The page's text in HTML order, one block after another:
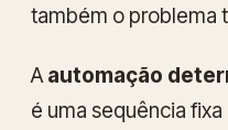
também o problema
A automação
é uma sequência